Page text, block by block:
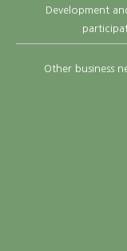
Development
Other business